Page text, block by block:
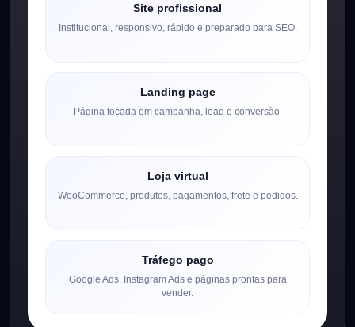
Site profissional
Institucional, responsivo, rápido e preparado para SEO.
Landing page
Página focada em campanha, lead e conversão.
Loja virtual
WooCommerce, produtos, pagamentos, frete e pedidos.
Tráfego pago
Google Ads, Instagram Ads e páginas prontas para
vender.